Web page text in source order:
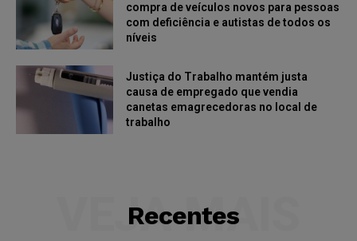
compra de veículos novos para pessoas
com deficiência e autistas de todos os
níveis
Justiça do Trabalho mantém justa
causa de empregado que vendia
canetas emagrecedoras no local de
trabalho
Recentes
VEJA MAIS